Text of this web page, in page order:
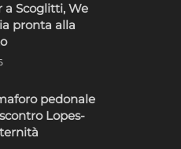
a Scoglitti, We
pronta alla
pedonale
Lopes-